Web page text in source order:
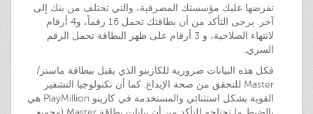
تفرضها عليك مؤسستك المصرفية، والتي تختلف من بنك إلى
آخر. يرجى التأكد من أن بطاقتك تحمل 16 رقماً، و4 أرقام
لانتهاء الصلاحية، و 3 أرقام على ظهر البطاقة تحمل الرقم
السري.
فكل هذه البيانات ضرورية للكازينو الذي يقبل ببطاقة ماستر/
Master للتحقق من صحة الإيداع. كما أن تكنولوجيا التشفير
القوية بشكل استثنائي والمستخدمة في كازينو PlayMillion هي